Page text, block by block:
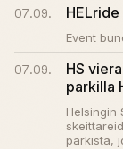
07.09.
Event
07.09.
HS
parkilla
Helsingin
parkista,